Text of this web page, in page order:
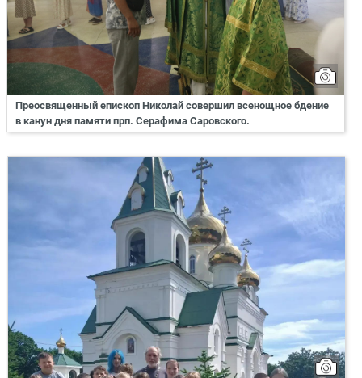
Преосвященный епископ Николай совершил всенощное бдение
в канун дня памяти прп. Серафима Саровского.